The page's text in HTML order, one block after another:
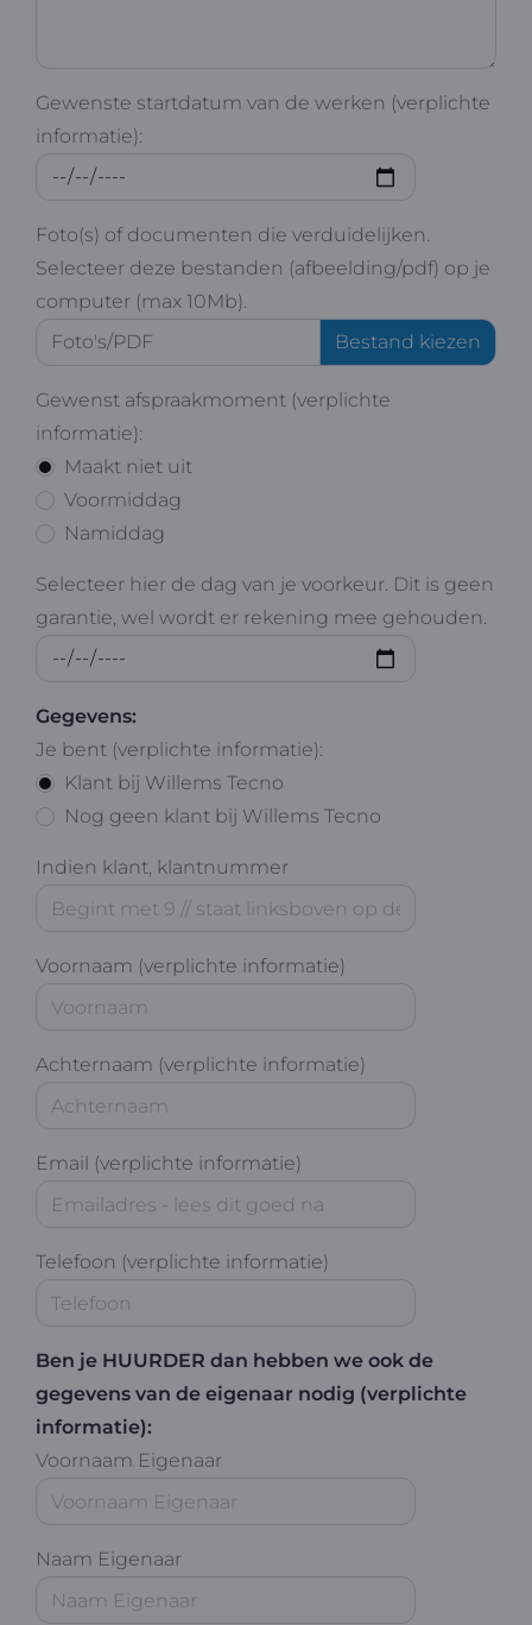
Gewenste startdatum van de werken (verplichte
informatie):
Foto(s) of documenten die verduidelijken.
Selecteer deze bestanden (afbeelding/pdf) op je
computer (max 10Mb).
Maakt niet uit
Voormiddag
Namiddag
Gewenst afspraakmoment (verplichte
informatie):
Selecteer hier de dag van je voorkeur. Dit is geen
garantie, wel wordt er rekening mee gehouden.
Gegevens:
Klant bij Willems Tecno
Nog geen klant bij Willems Tecno
Je bent (verplichte informatie):
Indien klant, klantnummer
Voornaam (verplichte informatie)
Achternaam (verplichte informatie)
Email (verplichte informatie)
Telefoon (verplichte informatie)
Ben je HUURDER dan hebben we ook de
gegevens van de eigenaar nodig (verplichte
informatie):
Voornaam Eigenaar
Naam Eigenaar